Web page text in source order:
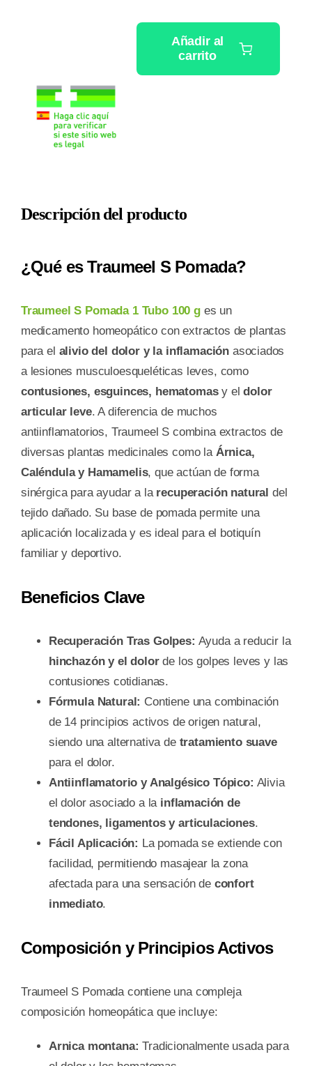
POMADA
1
TUBO
Añadir al
carrito
Descripción del producto
¿Qué es Traumeel S Pomada?
Traumeel S Pomada 1 Tubo 100 ges un
medicamento homeopático con extractos de plantas
para el alivio del dolor y la inflamación asociados
a lesiones musculoesqueléticas leves, como
contusiones, esguinces, hematomasy eldolor
articular leve. A diferencia de muchos
antiinflamatorios, Traumeel S combina extractos de
diversas plantas medicinales como la Árnica,
Caléndula y Hamamelis, que actúan de forma
sinérgica para ayudar a la recuperación natural del
tejido dañado. Su base de pomada permite una
aplicación localizada y es ideal para el botiquín
familiar y deportivo.
Beneficios Clave
Recuperación Tras Golpes: Ayuda a reducir la
hinchazón y el dolorde los golpes leves y las
contusiones cotidianas.
Fórmula Natural: Contiene una combinación
de 14 principios activos de origen natural,
siendo una alternativa de tratamiento suave
para el dolor.
Antiinflamatorio y Analgésico Tópico: Alivia
el dolor asociado a la inflamación de
tendones, ligamentos y articulaciones.
Fácil Aplicación: La pomada se extiende con
facilidad, permitiendo masajear la zona
afectada para una sensación de confort
inmediato.
Composición y Principios Activos
Traumeel S Pomada contiene una compleja
composición homeopática que incluye:
Arnica montana: Tradicionalmente usada para